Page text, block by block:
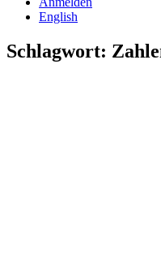
English
Schlagwort: